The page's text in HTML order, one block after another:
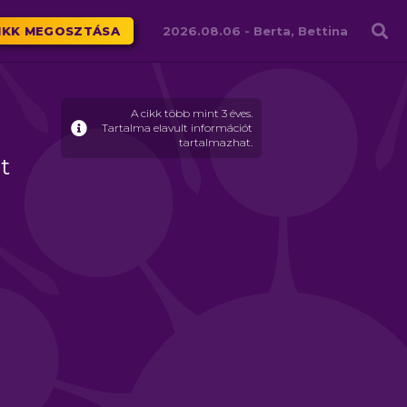
MEGOSZTÁSA 2026.08.06 - Berta, Bettina
A cikk több mint 3 éves.
Tartalma elavult információt
tartalmazhat.